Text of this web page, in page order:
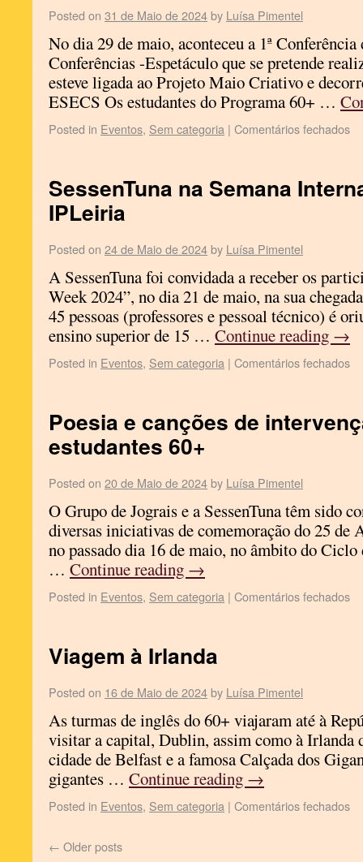
Posted on 31 de Maio de 2024by Luísa Pimentel
No dia 29 de maio, aconteceu a 1ª
Conferências -Espetáculo que se pretende
esteve ligada ao Projeto Maio Criativo e
ESECS Os estudantes do Programa 60+ …
Posted in Eventos, Sem categoria | Comentários fechados
SessenTuna na Semana
IPLeiria
Posted on 24 de Maio de 2024by Luísa Pimentel
A SessenTuna foi convidada a receber os
Week 2024”, no dia 21 de maio, na sua
45 pessoas (professores e pessoal técnico) é
ensino superior de 15 … Continue reading →
Posted in Eventos, Sem categoria | Comentários fechados
Poesia e canções de
estudantes 60+
Posted on 20 de Maio de 2024by Luísa Pimentel
O Grupo de Jograis e a SessenTuna têm sido
diversas iniciativas de comemoração do 25 de
no passado dia 16 de maio, no âmbito do Ciclo
… Continue reading →
Posted in Eventos, Sem categoria | Comentários fechados
Viagem à Irlanda
Posted on 16 de Maio de 2024by Luísa Pimentel
As turmas de inglês do 60+ viajaram até à
visitar a capital, Dublin, assim como à Irlanda
cidade de Belfast e a famosa Calçada dos
gigantes … Continue reading →
Posted in Eventos, Sem categoria | Comentários fechados
← Older posts